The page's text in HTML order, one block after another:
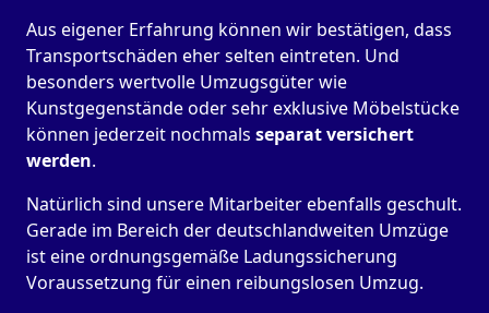
Aus eigener Erfahrung können wir bestätigen, dass
Transportschäden eher selten eintreten. Und
besonders wertvolle Umzugsgüter wie
Kunstgegenstände oder sehr exklusive Möbelstücke
können jederzeit nochmals separat versichert
werden.
Natürlich sind unsere Mitarbeiter ebenfalls geschult.
Gerade im Bereich der deutschlandweiten Umzüge
ist eine ordnungsgemäße Ladungssicherung
Voraussetzung für einen reibungslosen Umzug.